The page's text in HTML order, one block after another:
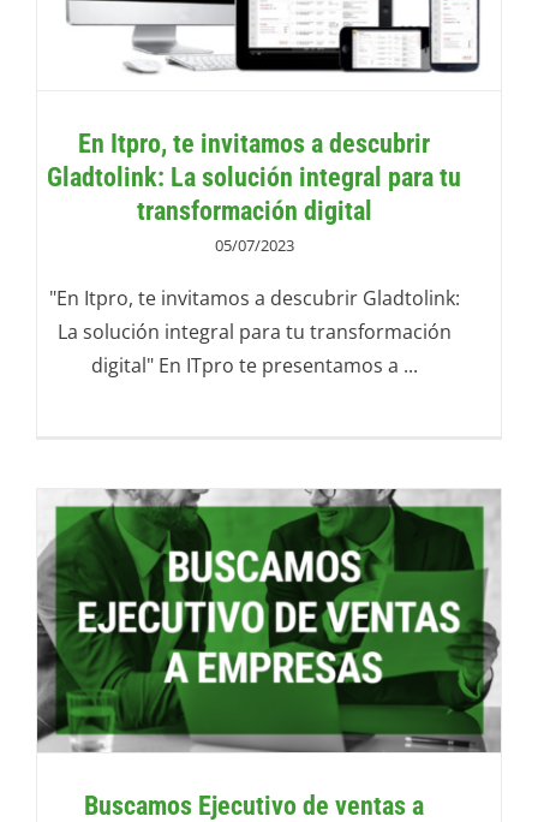
En Itpro, te invitamos a descubrir
Gladtolink: La solución integral para tu
transformación digital
05/07/2023
"En Itpro, te invitamos a descubrir Gladtolink:
La solución integral para tu transformación
digital" En ITpro te presentamos a ...
Buscamos Ejecutivo de ventas a